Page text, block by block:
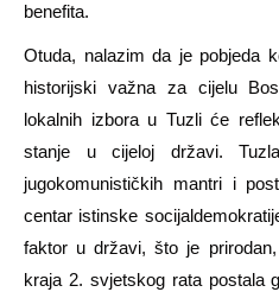
benefita.
Otuda, nalazim da je pobjeda
historijski važna za cijelu
lokalnih izbora u Tuzli će
stanje u cijeloj državi.
jugokomunističkih mantri i
centar istinske
faktor u državi, što je
kraja 2. svjetskog rata postala